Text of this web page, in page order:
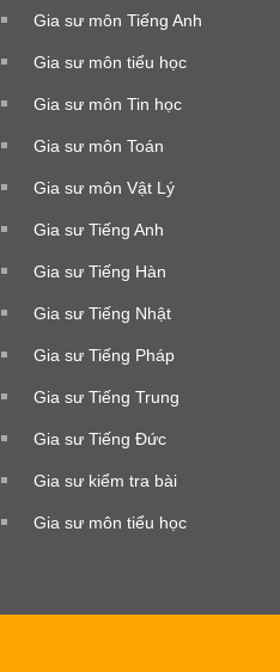
Gia sư môn Tiếng Anh
Gia sư môn tiểu học
Gia sư môn Tin học
Gia sư môn Toán
Gia sư môn Vật Lý
Gia sư Tiếng Anh
Gia sư Tiếng Hàn
Gia sư Tiếng Nhật
Gia sư Tiếng Pháp
Gia sư Tiếng Trung
Gia sư Tiếng Đức
Gia sư kiểm tra bài
Gia sư môn tiểu học